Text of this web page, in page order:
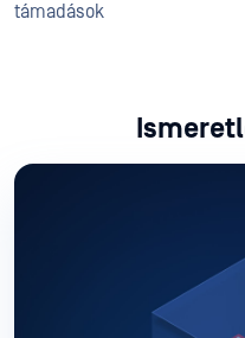
támadások